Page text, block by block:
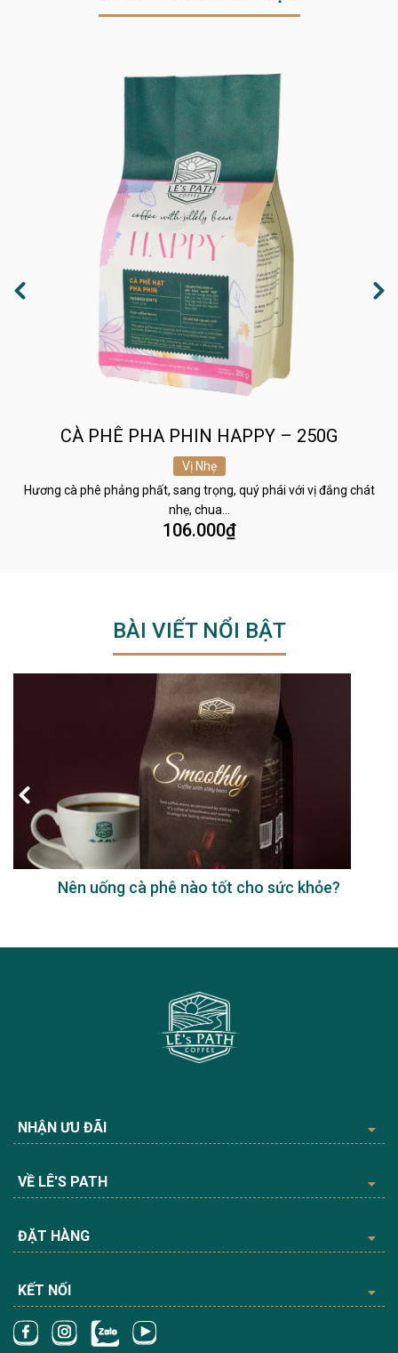
CÀ PHÊ PHA PHIN HAPPY – 250G
Vị Nhẹ
Hương cà phê phảng phất, sang trọng, quý phái với vị đắng chát
nhẹ, chua…
106.000₫
BÀI VIẾT NỔI BẬT
Nên uống cà phê nào tốt cho sức khỏe?
NHẬN ƯU ĐÃI
VỀ LÊ'S PATH
ĐẶT HÀNG
KẾT NỐI